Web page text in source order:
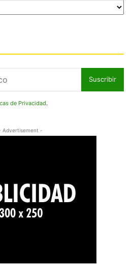
Suscribir
de Privacidad.
Advertisement -